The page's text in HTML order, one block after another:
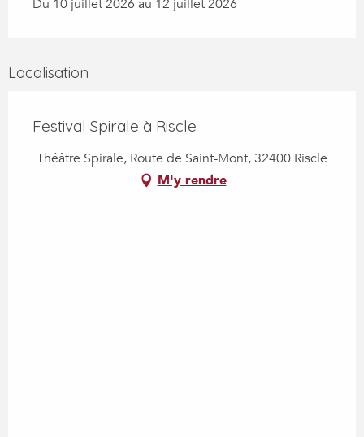
Du 10 juillet 2026 au 12 juillet 2026
Localisation
Festival Spirale à Riscle
Théâtre Spirale, Route de Saint-Mont, 32400 Riscle
M'y rendre